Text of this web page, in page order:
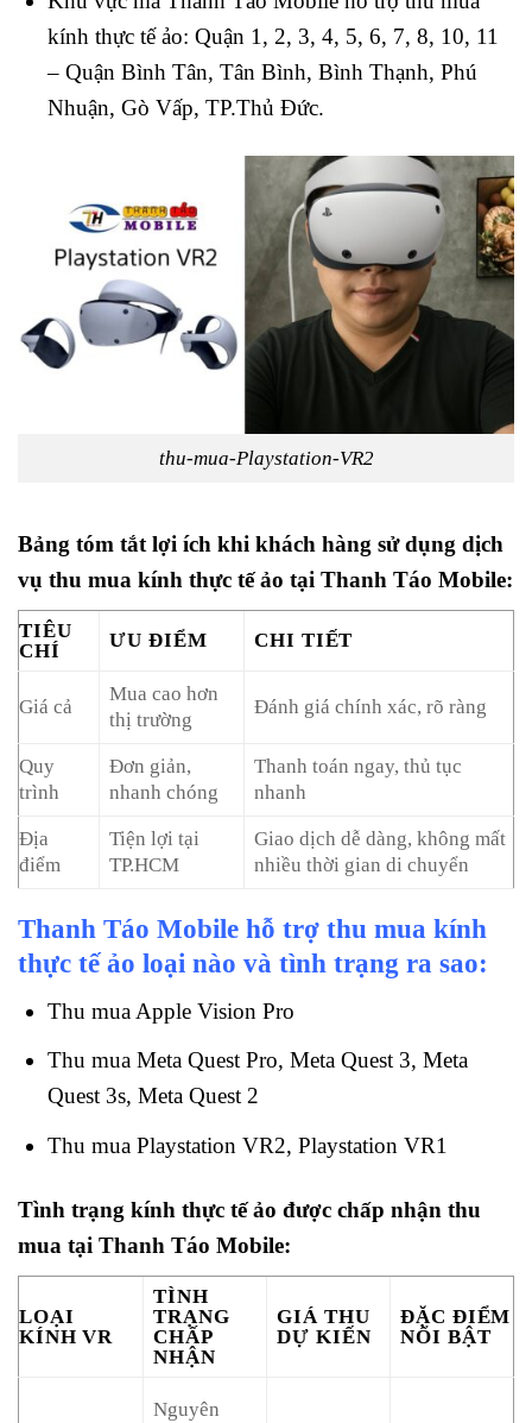
kính thực tế ảo: Quận 1, 2, 3, 4, 5, 6, 7, 8, 10, 11
– Quận Bình Tân, Tân Bình, Bình Thạnh, Phú
Nhuận, Gò Vấp, TP.Thủ Đức.
thu-mua-Playstation-VR2
Bảng tóm tắt lợi ích khi khách hàng sử dụng dịch
vụ thu mua kính thực tế ảo tại Thanh Táo Mobile:
TIÊU
CHÍ
ƯU ĐIỂM CHI TIẾT
Giá cả
Mua cao hơn
thị trường
Đánh giá chính xác, rõ ràng
Quy
trình
Đơn giản,
nhanh chóng
Thanh toán ngay, thủ tục
nhanh
Địa
điểm
Tiện lợi tại
TP.HCM
Giao dịch dễ dàng, không mất
nhiều thời gian di chuyển
Thanh Táo Mobile hỗ trợ thu mua kính
thực tế ảo loại nào và tình trạng ra sao:
Thu mua Apple Vision Pro
Thu mua Meta Quest Pro, Meta Quest 3, Meta
Quest 3s, Meta Quest 2
Thu mua Playstation VR2, Playstation VR1
Tình trạng kính thực tế ảo được chấp nhận thu
mua tại Thanh Táo Mobile:
LOẠI
KÍNH VR
TÌNH
TRẠNG
CHẤP
NHẬN
GIÁ THU
DỰ KIẾN
ĐẶC ĐIỂM
NỔI BẬT
Nguyên